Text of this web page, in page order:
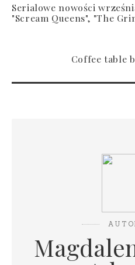
Serialowe nowości
"Scream Queens", "The
Coffee table